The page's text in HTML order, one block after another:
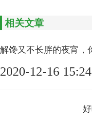
相关文章
解馋又不长胖的夜宵，
2020-12-16